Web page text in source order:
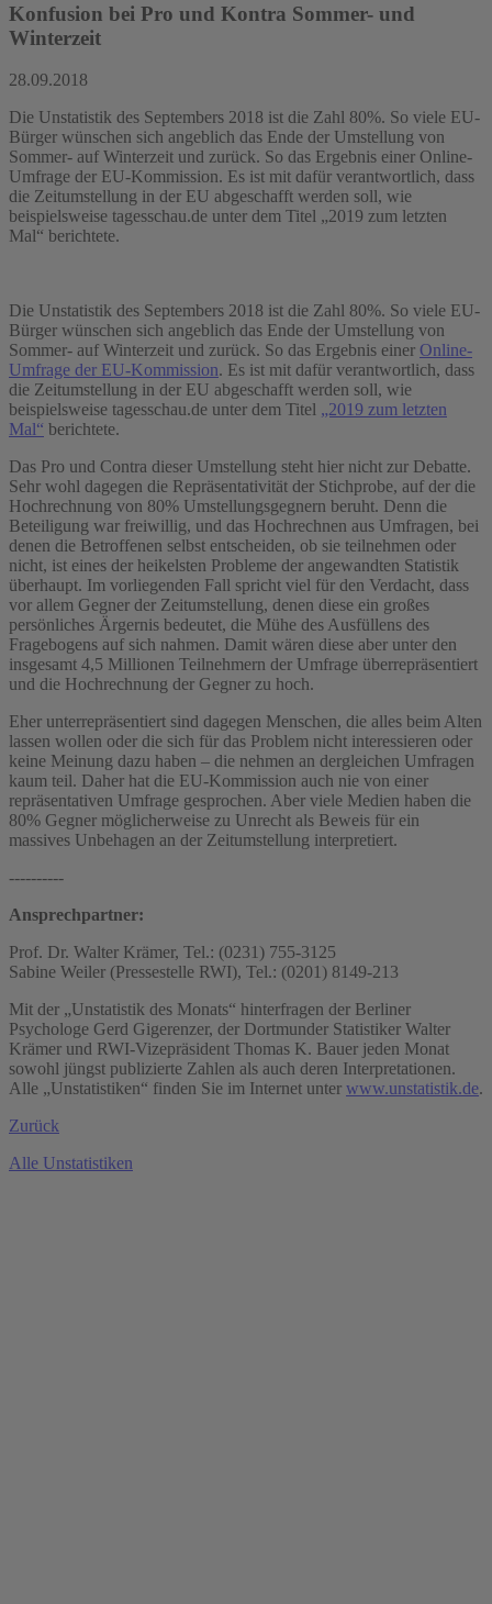
Konfusion bei Pro und Kontra Sommer- und
Winterzeit
28.09.2018
Die Unstatistik des Septembers 2018 ist die Zahl 80%. So viele EU-
Bürger wünschen sich angeblich das Ende der Umstellung von
Sommer- auf Winterzeit und zurück. So das Ergebnis einer Online-
Umfrage der EU-Kommission. Es ist mit dafür verantwortlich, dass
die Zeitumstellung in der EU abgeschafft werden soll, wie
beispielsweise tagesschau.de unter dem Titel „2019 zum letzten
Mal“ berichtete.
Die Unstatistik des Septembers 2018 ist die Zahl 80%. So viele EU-
Bürger wünschen sich angeblich das Ende der Umstellung von
Sommer- auf Winterzeit und zurück. So das Ergebnis einer Online-
Umfrage der EU-Kommission. Es ist mit dafür verantwortlich, dass
die Zeitumstellung in der EU abgeschafft werden soll, wie
beispielsweise tagesschau.de unter dem Titel „2019 zum letzten
Mal“ berichtete.
Das Pro und Contra dieser Umstellung steht hier nicht zur Debatte.
Sehr wohl dagegen die Repräsentativität der Stichprobe, auf der die
Hochrechnung von 80% Umstellungsgegnern beruht. Denn die
Beteiligung war freiwillig, und das Hochrechnen aus Umfragen, bei
denen die Betroffenen selbst entscheiden, ob sie teilnehmen oder
nicht, ist eines der heikelsten Probleme der angewandten Statistik
überhaupt. Im vorliegenden Fall spricht viel für den Verdacht, dass
vor allem Gegner der Zeitumstellung, denen diese ein großes
persönliches Ärgernis bedeutet, die Mühe des Ausfüllens des
Fragebogens auf sich nahmen. Damit wären diese aber unter den
insgesamt 4,5 Millionen Teilnehmern der Umfrage überrepräsentiert
und die Hochrechnung der Gegner zu hoch.
Eher unterrepräsentiert sind dagegen Menschen, die alles beim Alten
lassen wollen oder die sich für das Problem nicht interessieren oder
keine Meinung dazu haben – die nehmen an dergleichen Umfragen
kaum teil. Daher hat die EU-Kommission auch nie von einer
repräsentativen Umfrage gesprochen. Aber viele Medien haben die
80% Gegner möglicherweise zu Unrecht als Beweis für ein
massives Unbehagen an der Zeitumstellung interpretiert.
----------
Ansprechpartner:
Prof. Dr. Walter Krämer, Tel.: (0231) 755-3125
Sabine Weiler (Pressestelle RWI), Tel.: (0201) 8149-213
Mit der „Unstatistik des Monats“ hinterfragen der Berliner
Psychologe Gerd Gigerenzer, der Dortmunder Statistiker Walter
Krämer und RWI-Vizepräsident Thomas K. Bauer jeden Monat
sowohl jüngst publizierte Zahlen als auch deren Interpretationen.
Alle „Unstatistiken“ finden Sie im Internet unter www.unstatistik.de.
Zurück
Alle Unstatistiken